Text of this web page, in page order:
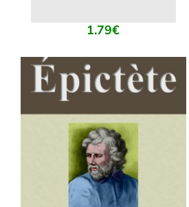
1.79€
AJOUTER AU PANIER
DÉTAILS